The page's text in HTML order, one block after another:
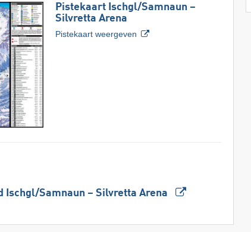
Pistekaart Ischgl/​Samnaun –
Silvretta Arena
Pistekaart weergeven
​Samnaun – Silvretta Arena